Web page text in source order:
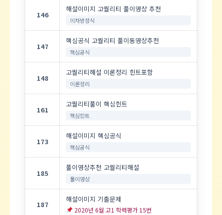
146
해설이미지 고퀄리티 풀이영상 추천
이차방정식
147
핵심공식 고퀄리티 풀이동영상추천
핵심공식
148
고퀄리티해설 이론정리 힌트포함
이론정리
161
고퀄리티풀이 핵심힌트
핵심힌트
173
해설이미지 핵심공식
핵심공식
185
풀이영상추천 고퀄리티해설
풀이영상
187
해설이미지 기출문제
2020년 6월 고1 학력평가 15번